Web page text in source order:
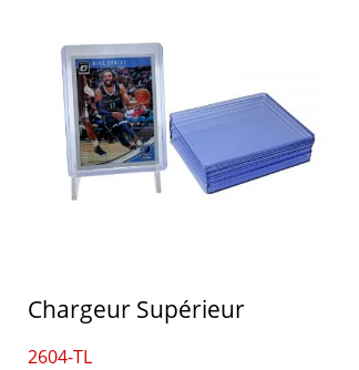
Chargeur Supérieur
2604-TL